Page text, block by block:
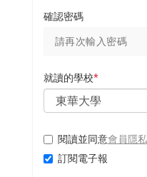
確認密碼
就讀的學校*
閱讀並同意會員隱
訂閱電子報